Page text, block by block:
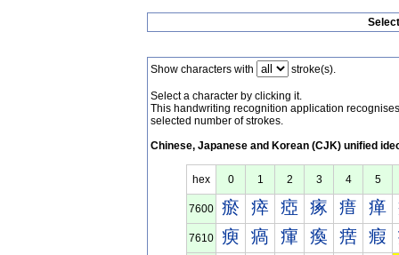
Show characters with stroke(s).
Select a character by clicking it.
This handwriting recognition application
selected number of strokes.
Chinese, Japanese and Korean (CJK) unified
hex 0 1 2 3 4 5
7600 瘀 瘁 瘂 瘃 瘄 瘅
7610 瘐 瘑 瘒 瘓 瘔 瘕